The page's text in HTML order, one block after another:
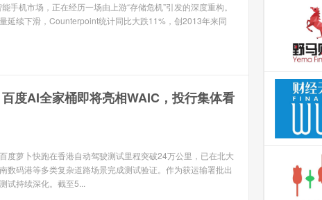
手机市场，正在经历一场由上游“存储危机”引发的深度重构。
延续下滑，Counterpoint统计同比大跌11%，创2013年来同
度AI全家桶即将亮相WAIC，投行集体看
度萝卜快跑在香港自动驾驶测试里程突破24万公里，已在北大
数码港等多类复杂道路场景完成测试验证。作为获运输署批出
试持续深化。截至5...